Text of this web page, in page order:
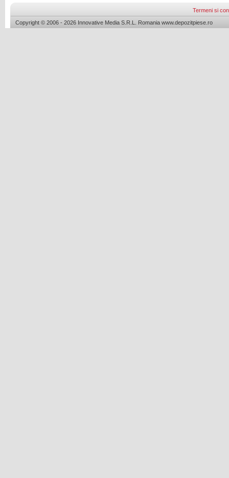
Termeni si
Copyright © 2006 - 2026 Innovative Media S.R.L. Romania www.depozitpiese.ro